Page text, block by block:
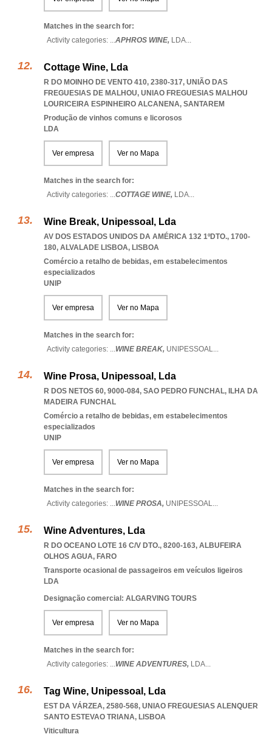
Matches in the search for:
Activity categories: ...APHROS WINE, LDA...
Cottage Wine, Lda
R DO MOINHO DE VENTO 410, 2380-317, UNIÃO DAS
FREGUESIAS DE MALHOU, UNIAO FREGUESIAS MALHOU
LOURICEIRA ESPINHEIRO ALCANENA, SANTAREM
Produção de vinhos comuns e licorosos
LDA
Ver empresa Ver no Mapa
Matches in the search for:
Activity categories: ...COTTAGE WINE, LDA...
Wine Break, Unipessoal, Lda
AV DOS ESTADOS UNIDOS DA AMÉRICA 132 1ºDTO., 1700-
180, ALVALADE LISBOA, LISBOA
Comércio a retalho de bebidas, em estabelecimentos
especializados
UNIP
Ver empresa Ver no Mapa
Matches in the search for:
Activity categories: ...WINE BREAK, UNIPESSOAL...
Wine Prosa, Unipessoal, Lda
R DOS NETOS 60, 9000-084, SAO PEDRO FUNCHAL, ILHA DA
MADEIRA FUNCHAL
Comércio a retalho de bebidas, em estabelecimentos
especializados
UNIP
Ver empresa Ver no Mapa
Matches in the search for:
Activity categories: ...WINE PROSA, UNIPESSOAL...
Wine Adventures, Lda
R DO OCEANO LOTE 16 C/V DTO., 8200-163, ALBUFEIRA
OLHOS AGUA, FARO
Transporte ocasional de passageiros em veículos ligeiros
LDA
Designação comercial: ALGARVING TOURS
Ver empresa Ver no Mapa
Matches in the search for:
Activity categories: ...WINE ADVENTURES, LDA...
Tag Wine, Unipessoal, Lda
EST DA VÁRZEA, 2580-568, UNIAO FREGUESIAS ALENQUER
SANTO ESTEVAO TRIANA, LISBOA
Viticultura